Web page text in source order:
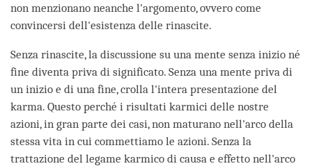
non menzionano neanche l'argomento, ovvero come
convincersi dell'esistenza delle rinascite.
Senza rinascite, la discussione su una mente senza inizio né
fine diventa priva di significato. Senza una mente priva di
un inizio e di una fine, crolla l'intera presentazione del
karma. Questo perché i risultati karmici delle nostre
azioni, in gran parte dei casi, non maturano nell'arco della
stessa vita in cui commettiamo le azioni. Senza la
trattazione del legame karmico di causa e effetto nell'arco